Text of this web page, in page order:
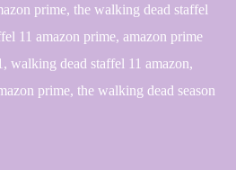
prime, the walking dead staffel
11 amazon prime, amazon prime
walking dead staffel 11 amazon,
prime, the walking dead season